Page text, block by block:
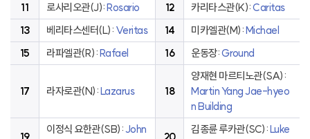
11
로사리오관(J):Rosario 12 카리타스관(K):Caritas
13
베리타스센터(L): Veritas 14 미카엘관(M):Michael
15
라파엘관(R):Rafael 16 운동장:Ground
17 라자로관(N):Lazarus 18
양재현 마르티노관(SA):
Martin Yang Jae-hyeo
n Building
이정식 요한관(SB):John
김종륜 루카관(SC):Luke